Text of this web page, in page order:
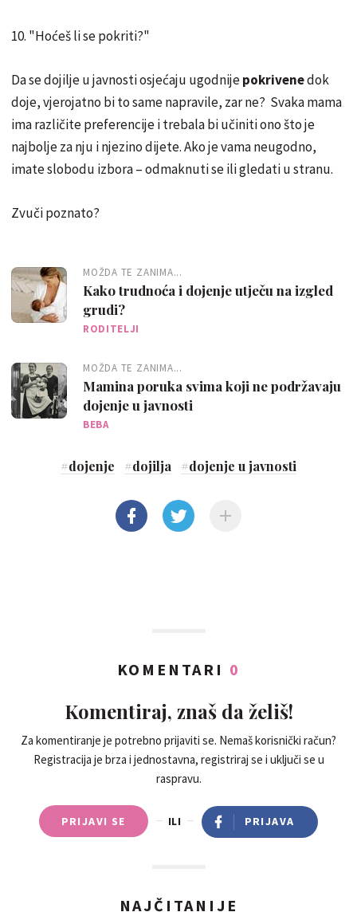
10. "Hoćeš li se pokriti?"
Da se dojilje u javnosti osjećaju ugodnijepokrivenedok
doje, vjerojatno bi to same napravile, zar ne? Svaka mama
ima različite preferencije i trebala bi učiniti ono što je
najbolje za nju i njezino dijete. Ako je vama neugodno,
imate slobodu izbora – odmaknuti se ili gledati u stranu.
Zvuči poznato?
MOŽDA TE ZANIMA...
Kako trudnoća i dojenje utječu na izgled
grudi?
RODITELJI
MOŽDA TE ZANIMA...
Mamina poruka svima koji ne podržavaju
dojenje u javnosti
BEBA
#dojenje #dojilja #dojenje u javnosti
KOMENTARI 0
Komentiraj, znaš da želiš!
Za komentiranje je potrebno prijaviti se. Nemaš korisnički račun?
Registracija je brza i jednostavna, registriraj se i uključi se u
raspravu.
PRIJAVI SE ILI PRIJAVA
NAJČITANIJE